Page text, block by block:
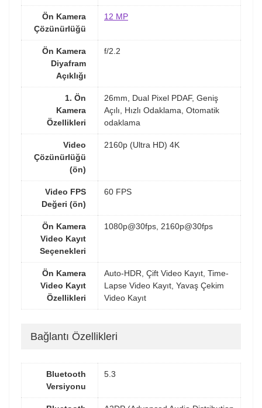
Ön Kamera
Çözünürlüğü
12 MP
Ön Kamera
Diyafram
Açıklığı
f/2.2
1. Ön
Kamera
Özellikleri
26mm, Dual Pixel PDAF, Geniş
Açılı, Hızlı Odaklama, Otomatik
odaklama
Video
Çözünürlüğü
(ön)
2160p (Ultra HD) 4K
Video FPS
Değeri (ön)
60 FPS
Ön Kamera
Video Kayıt
Seçenekleri
1080p@30fps, 2160p@30fps
Ön Kamera
Video Kayıt
Özellikleri
Auto-HDR, Çift Video Kayıt, Time-
Lapse Video Kayıt, Yavaş Çekim
Video Kayıt
Bağlantı Özellikleri
Bluetooth
Versiyonu
5.3